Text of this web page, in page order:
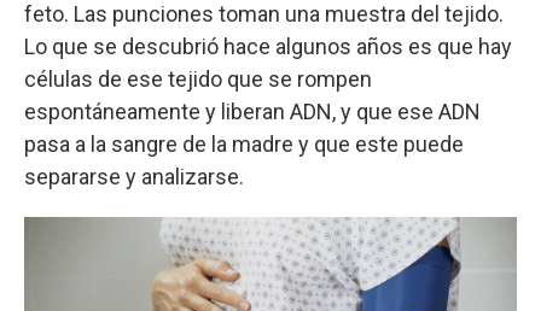
feto. Las punciones toman una muestra del tejido.
Lo que se descubrió hace algunos años es que hay
células de ese tejido que se rompen
espontáneamente y liberan ADN, y que ese ADN
pasa a la sangre de la madre y que este puede
separarse y analizarse.